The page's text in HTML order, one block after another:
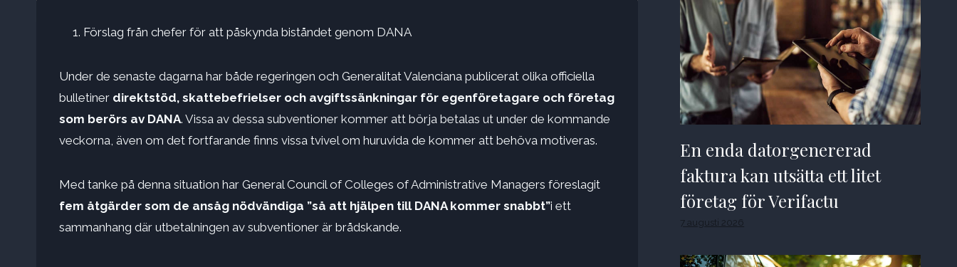
Förslag från chefer för att påskynda biståndet genom DANA
Under de senaste dagarna har både regeringen och Generalitat Valenciana publicerat olika officiella
bulletiner direktstöd, skattebefrielser och avgiftssänkningar för egenföretagare och företag
som berörs av DANA. Vissa av dessa subventioner kommer att börja betalas ut under de kommande
veckorna, även om det fortfarande finns vissa tvivel om huruvida de kommer att behöva motiveras.
Med tanke på denna situation har General Council of Colleges of Administrative Managers föreslagit
fem åtgärder som de ansåg nödvändiga ”så att hjälpen till DANA kommer snabbt”i ett
sammanhang där utbetalningen av subventioner är brådskande.
En enda datorgenererad
faktura kan utsätta ett litet
företag för Verifactu
7 augusti 2026